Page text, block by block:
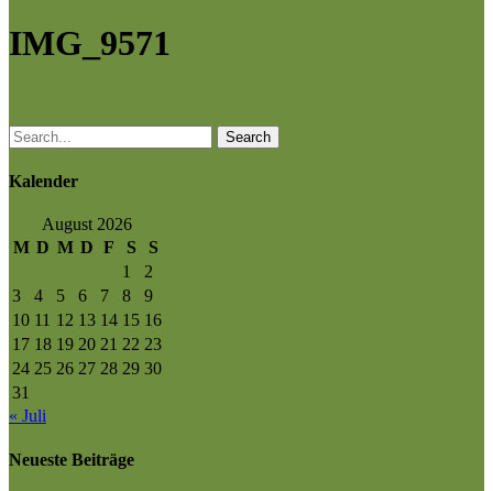
IMG_9571
Search
Kalender
August 2026
M D M D F S
S
1
2
3
4 5 6 7 8
9
10 11 12 13 14 15 16
17 18 19 20 21 22 23
24 25 26 27 28 29 30
31
« Juli
Neueste Beiträge